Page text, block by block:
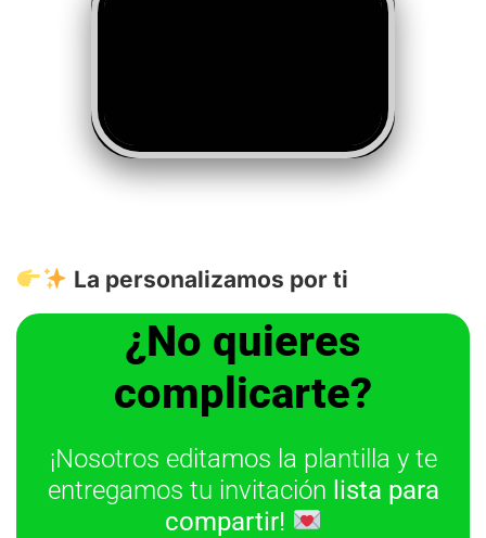
La personalizamos por ti
¿No quieres
complicarte?
¡Nosotros editamos la plantilla y te
entregamos tu invitación lista para
compartir!